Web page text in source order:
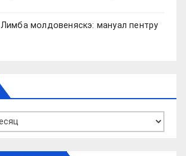
Лимба молдовеняскэ: мануал пентру